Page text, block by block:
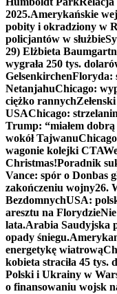
2025.Amerykańskie
pobity i okradziony w
policjantów w służbie
29) Elżbieta
wygrała 250 tys.
GelsenkirchenFloryda:
NetanjahuChicago:
ciężko rannych
USAChicago:
Trump: “miałem
wokół Tajwanu
wagonie kolejki CTA
Christmas!Poradnik
Vance: spór o Donbas
zakończeniu wojny26.
BezdomnychUSA:
aresztu na Florydzie
lata.Arabia Saudyjska
opady śniegu.
energetykę wiatrową
kobieta straciła 45 tys.
Polski i Ukrainy w
o finansowaniu wojsk